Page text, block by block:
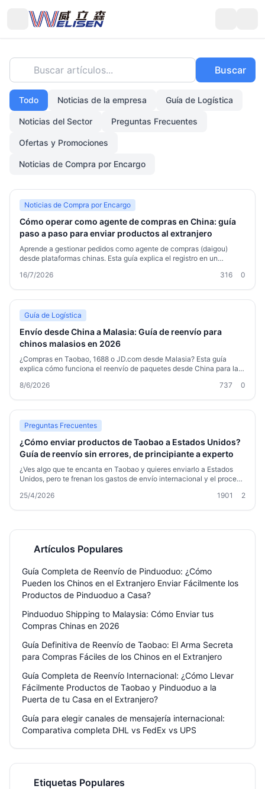
Buscar artículos... Buscar
Todo Noticias de la empresa Guía de Logística
Noticias del Sector Preguntas Frecuentes
Ofertas y Promociones
Noticias de Compra por Encargo
Noticias de Compra por Encargo
Cómo operar como agente de compras en China: guía
paso a paso para enviar productos al extranjero
Aprende a gestionar pedidos como agente de compras (daigou)
desde plataformas chinas. Esta guía explica el registro en un
la consolidación de paquetes y el envío internacional. Descubre
desde China de forma segura.
16/7/2026 316 0
Guía de Logística
Envío desde China a Malasia: Guía de reenvío para
chinos malasios en 2026
¿Compras en Taobao, 1688 o JD.com desde Malasia? Esta guía
explica cómo funciona el reenvío de paquetes desde China para la
entrega y cómo un servicio como Welisen te ayuda a consolidar,
8/6/2026 737 0
Preguntas Frecuentes
¿Cómo enviar productos de Taobao a Estados Unidos?
Guía de reenvío sin errores, de principiante a experto
¿Ves algo que te encanta en Taobao y quieres enviarlo a Estados
Unidos, pero te frenan los gastos de envío internacional y el proceso
entre tres opciones: comprador personal, consolidación oficial de
25/4/2026 1901 2
Artículos Populares
Guía Completa de Reenvío de Pinduoduo: ¿Cómo
Pueden los Chinos en el Extranjero Enviar Fácilmente los
Productos de Pinduoduo a Casa?
Pinduoduo Shipping to Malaysia: Cómo Enviar tus
Compras Chinas en 2026
Guía Definitiva de Reenvío de Taobao: El Arma Secreta
para Compras Fáciles de los Chinos en el Extranjero
Guía Completa de Reenvío Internacional: ¿Cómo Llevar
Fácilmente Productos de Taobao y Pinduoduo a la
Puerta de tu Casa en el Extranjero?
Guía para elegir canales de mensajería internacional:
Comparativa completa DHL vs FedEx vs UPS
Etiquetas Populares